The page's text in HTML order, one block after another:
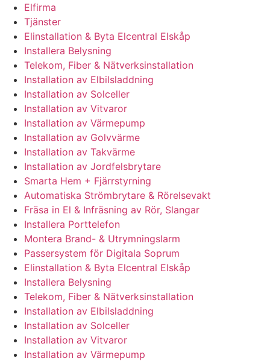
Elfirma
Tjänster
Elinstallation & Byta Elcentral Elskåp
Installera Belysning
Telekom, Fiber & Nätverksinstallation
Installation av Elbilsladdning
Installation av Solceller
Installation av Vitvaror
Installation av Värmepump
Installation av Golvvärme
Installation av Takvärme
Installation av Jordfelsbrytare
Smarta Hem + Fjärrstyrning
Automatiska Strömbrytare & Rörelsevakt
Fräsa in El & Infräsning av Rör, Slangar
Installera Porttelefon
Montera Brand- & Utrymningslarm
Passersystem för Digitala Soprum
Elinstallation & Byta Elcentral Elskåp
Installera Belysning
Telekom, Fiber & Nätverksinstallation
Installation av Elbilsladdning
Installation av Solceller
Installation av Vitvaror
Installation av Värmepump